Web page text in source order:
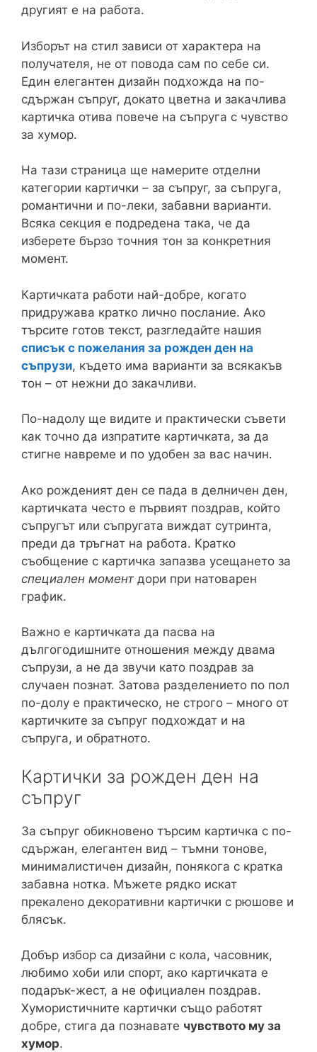
другият е на работа.
Изборът на стил зависи от характера на
получателя, не от повода сам по себе си.
Един елегантен дизайн подхожда на по-
сдържан съпруг, докато цветна и закачлива
картичка отива повече на съпруга с чувство
за хумор.
На тази страница ще намерите отделни
категории картички – за съпруг, за съпруга,
романтични и по-леки, забавни варианти.
Всяка секция е подредена така, че да
изберете бързо точния тон за конкретния
момент.
Картичката работи най-добре, когато
придружава кратко лично послание. Ако
търсите готов текст, разгледайте нашия
списък с пожелания за рожден ден на
съпрузи, където има варианти за всякакъв
тон – от нежни до закачливи.
По-надолу ще видите и практически съвети
как точно да изпратите картичката, за да
стигне навреме и по удобен за вас начин.
Ако рожденият ден се пада в делничен ден,
картичката често е първият поздрав, който
съпругът или съпругата виждат сутринта,
преди да тръгнат на работа. Кратко
съобщение с картичка запазва усещането за
специален момент дори при натоварен
график.
Важно е картичката да пасва на
дългогодишните отношения между двама
съпрузи, а не да звучи като поздрав за
случаен познат. Затова разделението по пол
по-долу е практическо, не строго – много от
картичките за съпруг подхождат и на
съпруга, и обратното.
Картички за рожден ден на
съпруг
За съпруг обикновено търсим картичка с по-
сдържан, елегантен вид – тъмни тонове,
минималистичен дизайн, понякога с кратка
забавна нотка. Мъжете рядко искат
прекалено декоративни картички с рюшове и
блясък.
Добър избор са дизайни с кола, часовник,
любимо хоби или спорт, ако картичката е
подарък-жест, а не официален поздрав.
Хумористичните картички също работят
добре, стига да познавате чувството му за
хумор.